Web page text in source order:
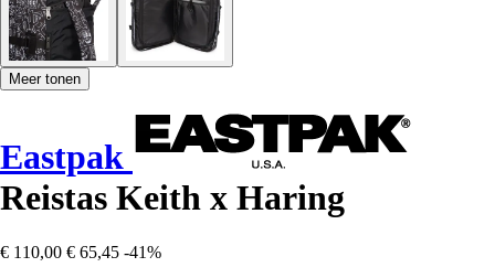
Meer tonen
Eastpak
Reistas Keith x Haring
€ 110,00 € 65,45 -41%